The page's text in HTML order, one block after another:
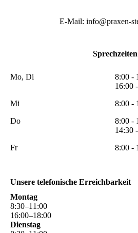
E-Mail: info@praxen-
Sprechzeiten
Mo, Di
Mi
Do
Fr
8:00 -
16:00
8:00 -
8:00 -
14:30
8:00 -
Unsere telefonische Erreichbarkeit
Montag
8:30–11 :00
16:00–18:00
Dienstag